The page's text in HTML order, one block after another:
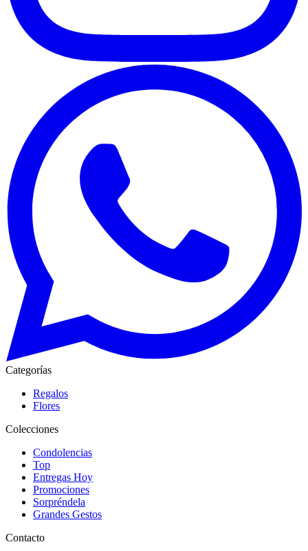
Categorías
Regalos
Flores
Colecciones
Condolencias
Top
Entregas Hoy
Promociones
Sorpréndela
Grandes Gestos
Contacto